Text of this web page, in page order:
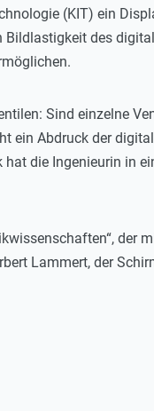
(KIT) ein
Bildlastigkeit des
Sind einzelne
ein Abdruck der
die Ingenieurin in
der
Lammert, der